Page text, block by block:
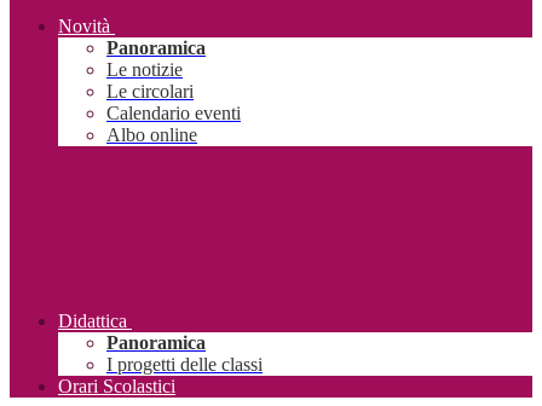
Novità
Panoramica
Le notizie
Le circolari
Calendario eventi
Albo online
Didattica
Panoramica
I progetti delle classi
Orari Scolastici